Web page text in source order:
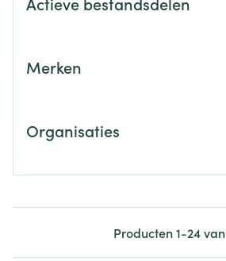
Merken
Organisaties
Producten1-24van